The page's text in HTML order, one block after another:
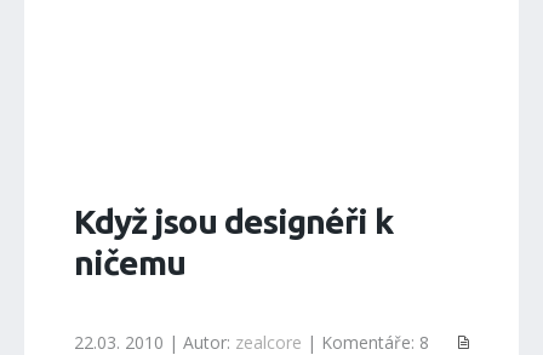
Když jsou designéři k
ničemu
22.03. 2010 | Autor: zealcore | Komentáře: 8